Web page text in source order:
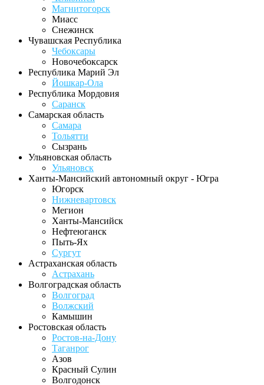
Магнитогорск
Миасс
Снежинск
Чувашская Республика
Чебоксары
Новочебоксарск
Республика Марий Эл
Йошкар-Ола
Республика Мордовия
Саранск
Самарская область
Самара
Тольятти
Сызрань
Ульяновская область
Ульяновск
Ханты-Мансийский автономный округ - Югра
Югорск
Нижневартовск
Мегион
Ханты-Мансийск
Нефтеюганск
Пыть-Ях
Сургут
Астраханская область
Астрахань
Волгоградская область
Волгоград
Волжский
Камышин
Ростовская область
Ростов-на-Дону
Таганрог
Азов
Красный Сулин
Волгодонск